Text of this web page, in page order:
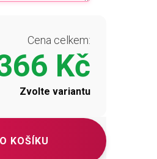
Cena celkem:
Kč
Zvolte variantu
KOŠÍKU